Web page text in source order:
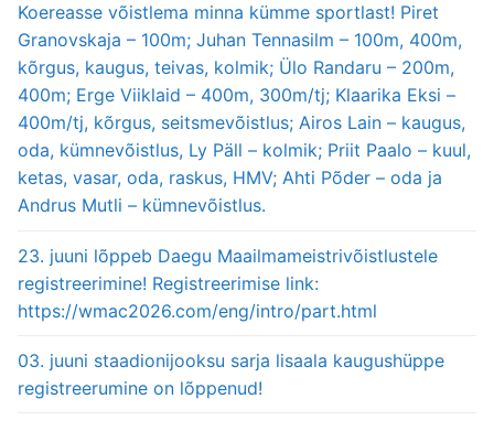
Koereasse võistlema minna kümme sportlast! Piret
Granovskaja – 100m; Juhan Tennasilm – 100m, 400m,
kõrgus, kaugus, teivas, kolmik; Ülo Randaru – 200m,
400m; Erge Viiklaid – 400m, 300m/tj; Klaarika Eksi –
400m/tj, kõrgus, seitsmevõistlus; Airos Lain – kaugus,
oda, kümnevõistlus, Ly Päll – kolmik; Priit Paalo – kuul,
ketas, vasar, oda, raskus, HMV; Ahti Põder – oda ja
Andrus Mutli – kümnevõistlus.
23. juuni lõppeb Daegu Maailmameistrivõistlustele
registreerimine! Registreerimise link:
https://wmac2026.com/eng/intro/part.html
03. juuni staadionijooksu sarja lisaala kaugushüppe
registreerumine on lõppenud!